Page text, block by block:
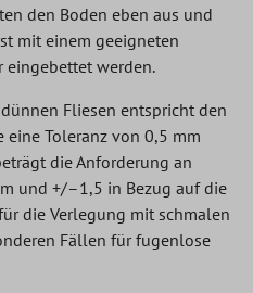
den Boden eben aus und
mit einem geeigneten
werden.
Fliesen entspricht den
Toleranz von 0,5 mm
die Anforderung an
und +/–1,5 in Bezug auf die
die Verlegung mit schmalen
Fällen für fugenlose